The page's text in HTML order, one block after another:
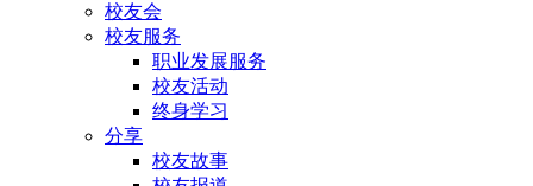
校友会
校友服务
职业发展服务
校友活动
终身学习
分享
校友故事